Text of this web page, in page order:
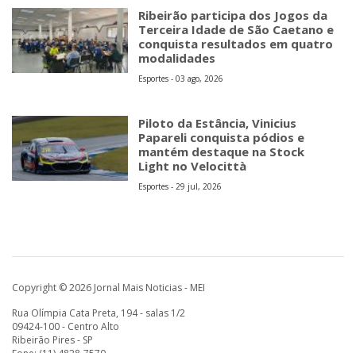
Ribeirão participa dos Jogos da
Terceira Idade de São Caetano e
conquista resultados em quatro
modalidades
Esportes - 03 ago, 2026
Piloto da Estância, Vinicius
Papareli conquista pódios e
mantém destaque na Stock
Light no Velocittà
Esportes - 29 jul, 2026
Copyright © 2026 Jornal Mais Noticias - MEI
Rua Olímpia Cata Preta, 194 - salas 1/2
09424-100 - Centro Alto
Ribeirão Pires - SP